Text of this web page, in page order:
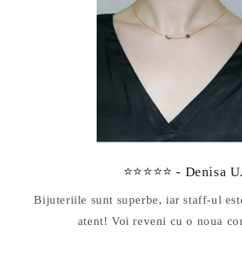
⭐⭐⭐⭐⭐ - Denisa U.
Bijuteriile sunt superbe, iar staff-ul
atent! Voi reveni cu o noua